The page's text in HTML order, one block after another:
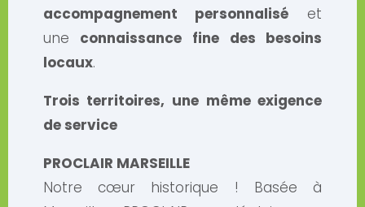
accompagnement personnalisé et
une connaissance fine des besoins
locaux.
Trois territoires, une même exigence
de service
PROCLAIR MARSEILLE
Notre cœur historique ! Basée à